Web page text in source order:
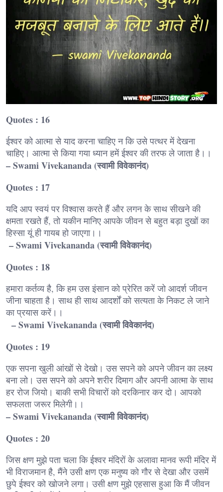
Quotes : 16
ईश्वर को आत्मा से याद करना चाहिए न कि उसे पत्थर में देखना
चाहिए। आत्मा से किया गया ध्यान हमें ईश्वर की तरफ ले जाता है।।
– Swami Vivekananda (स्वामी विवेकानंद)
Quotes : 17
यदि आप स्वयं पर विश्वास करते हैं और लगन के साथ सीखने की
क्षमता रखते हैं, तो यकीन मानिए आपके जीवन से बहुत बड़ा दुखों का
हिस्सा यूं ही गायब हो जाएगा।।
– Swami Vivekananda (स्वामी विवेकानंद)
Quotes : 18
हमारा कर्तव्य है, कि हम उस इंसान को प्रेरित करें जो आदर्श जीवन
जीना चाहता है। साथ ही साथ आदर्शों को सत्यता के निकट ले जाने
का प्रयास करें।।
– Swami Vivekananda (स्वामी विवेकानंद)
Quotes : 19
एक सपना खुली आंखों से देखो। उस सपने को अपने जीवन का लक्ष्य
बना लो। उस सपने को अपने शरीर दिमाग और अपनी आत्मा के साथ
हर रोज जियो। बाकी सभी विचारों को दरकिनार कर दो। आपको
सफलता जरूर मिलेगी।।
– Swami Vivekananda (स्वामी विवेकानंद)
Quotes : 20
जिस क्षण मुझे पता चला कि ईश्वर मंदिरों के अलावा मानव रूपी मंदिर में
भी विराजमान है, मैंने उसी क्षण एक मनुष्य को गौर से देखा और उसमें
छुपे ईश्वर को खोजने लगा। उसी क्षण मुझे एहसास हुआ कि मैं जीवन